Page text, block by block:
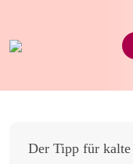
Der Tipp für kalte